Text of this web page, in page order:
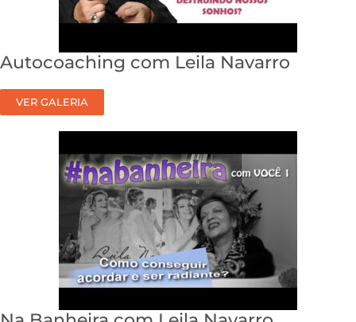
Autocoaching com Leila Navarro
VER GALERIA